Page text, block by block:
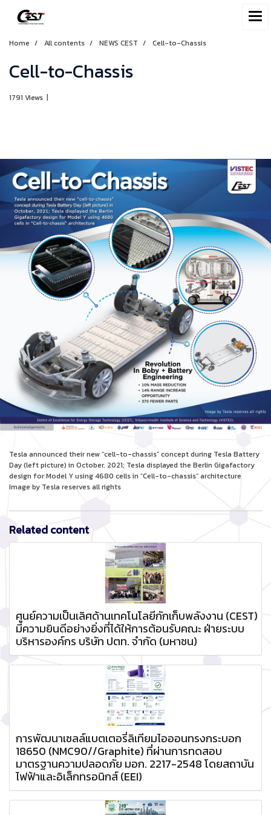
Home All contents NEWS CEST Cell-to-Chassis
Cell-to-Chassis
1791 Views |
Tesla announced their new “cell-to-chassis” concept during Tesla Battery
Day (left picture) in October, 2021; Tesla displayed the Berlin Gigafactory
design for Model Y using 4680 cells in “Cell-to-chassis” architecture
Image by Tesla reserves all rights
Related content
ศูนย์ความเป็นเลิศด้านเทคโนโลยีกักเก็บพลังงาน (CEST)
มีความยินดีอย่างยิ่งที่ได้ให้การต้อนรับคณะ ฝ่ายระบบ
บริหารองค์กร บริษัท ปตท. จำกัด (มหาชน)
การพัฒนาเซลล์แบตเตอรี่ลิเทียมไอออนทรงกระบอก
18650 (NMC90//Graphite) ที่ผ่านการทดสอบ
มาตรฐานความปลอดภัย มอก. 2217-2548 โดยสถาบัน
ไฟฟ้าและอิเล็กทรอนิกส์ (EEI)